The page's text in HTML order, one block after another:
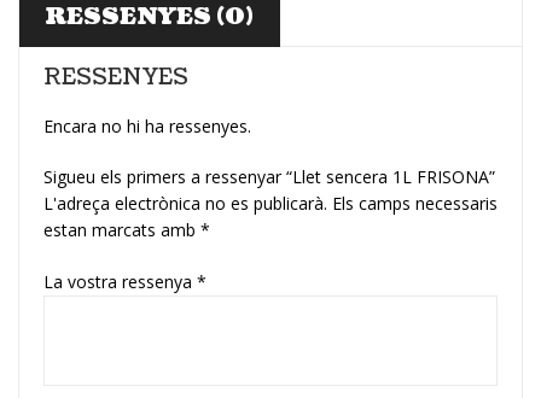
RESSENYES (0)
RESSENYES
Encara no hi ha ressenyes.
Sigueu els primers a ressenyar “Llet sencera 1L FRISONA”
L'adreça electrònica no es publicarà. Els camps necessaris
estan marcats amb *
La vostra ressenya *